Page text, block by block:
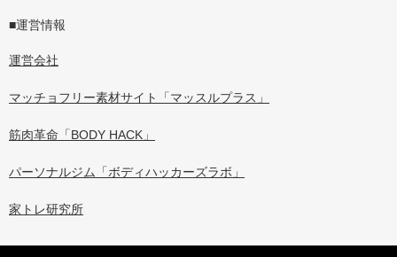
■運営情報
運営会社
マッチョフリー素材サイト「マッスルプラス」
筋肉革命「BODY HACK」
パーソナルジム「ボディハッカーズラボ」
家トレ研究所